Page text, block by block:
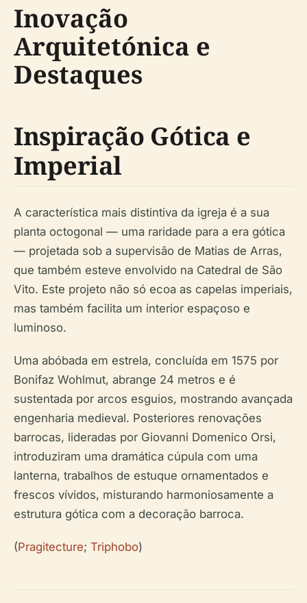
Inovação
Arquitetónica e
Destaques
Inspiração Gótica e
Imperial
A característica mais distintiva da igreja é a sua
planta octogonal — uma raridade para a era gótica
— projetada sob a supervisão de Matias de Arras,
que também esteve envolvido na Catedral de São
Vito. Este projeto não só ecoa as capelas imperiais,
mas também facilita um interior espaçoso e
luminoso.
Uma abóbada em estrela, concluída em 1575 por
Bonifaz Wohlmut, abrange 24 metros e é
sustentada por arcos esguios, mostrando avançada
engenharia medieval. Posteriores renovações
barrocas, lideradas por Giovanni Domenico Orsi,
introduziram uma dramática cúpula com uma
lanterna, trabalhos de estuque ornamentados e
frescos vívidos, misturando harmoniosamente a
estrutura gótica com a decoração barroca.
(Pragitecture; Triphobo)